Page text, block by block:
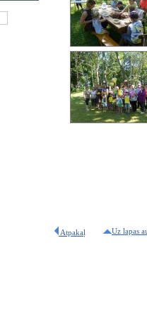
Atpakaļ Uz lapas